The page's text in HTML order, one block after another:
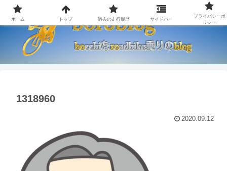
1318960
2020.09.12
ホーム トップ 過去の走行履歴 サイドバー
プライバシーポ
リシー